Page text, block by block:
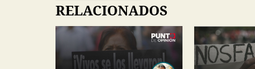
RELACIONADOS